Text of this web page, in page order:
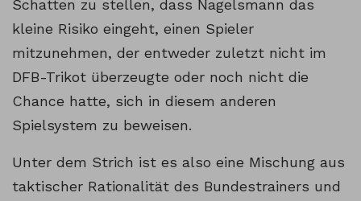
Schatten zu stellen, dass Nagelsmann das
kleine Risiko eingeht, einen Spieler
mitzunehmen, der entweder zuletzt nicht im
DFB-Trikot überzeugte oder noch nicht die
Chance hatte, sich in diesem anderen
Spielsystem zu beweisen.
Unter dem Strich ist es also eine Mischung aus
taktischer Rationalität des Bundestrainers und